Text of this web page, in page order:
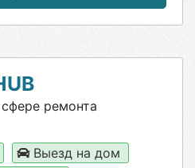
ремонта
Выезд на дом